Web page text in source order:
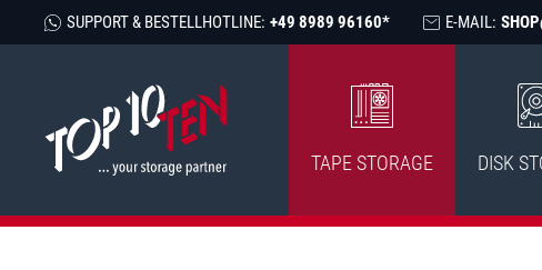
SUPPORT & BESTELLHOTLINE: +49 8989 96160* E-MAIL:
TAPE STORAGE DISK